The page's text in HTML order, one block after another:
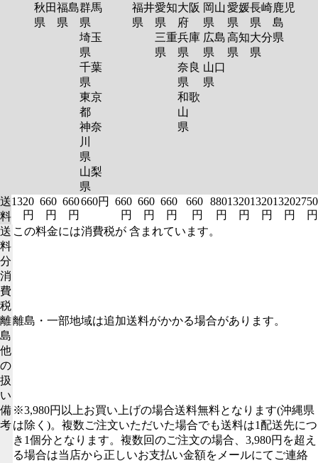
秋田
県
福島
県
群馬
県
埼玉
県
千葉
県
東京
都
神奈
川
県
山梨
県
福井
県
愛知
県
三重
県
大阪
府
兵庫
県
奈良
県
和歌
山
県
岡山
県
広島
県
山口
県
愛媛
県
高知
県
長崎
県
大分
県
鹿児
島
県
送
料
1320
円
660
円
660
円
660円
660
円
660
円
660
円
660
円
880
円
1320
円
1320
円
1320
円
2750
円
送
料
分
消
費
税
この料金には消費税が 含まれています。
離
島
他
の
扱
い
離島・一部地域は追加送料がかかる場合があります。
備
考
※3,980円以上お買い上げの場合送料無料となります(沖縄県
は除く)。複数ご注文いただいた場合でも送料は1配送先につ
き1個分となります。複数回のご注文の場合、3,980円を超え
る場合は当店から正しいお支払い金額をメールにてご連絡